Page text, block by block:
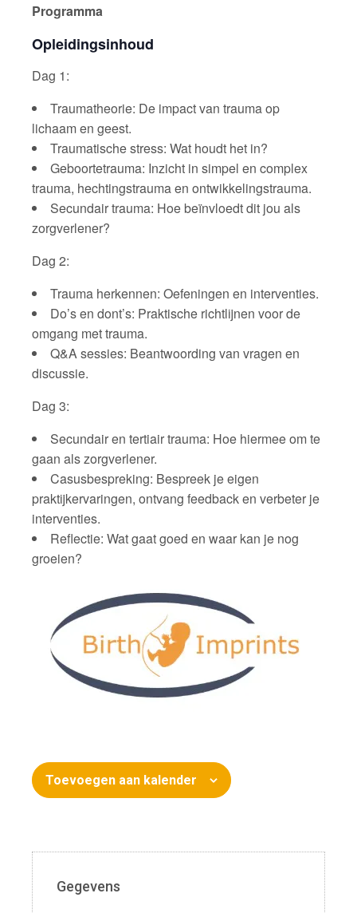
Programma
Opleidingsinhoud
Dag 1:
Traumatheorie: De impact van trauma op
lichaam en geest.
Traumatische stress: Wat houdt het in?
Geboortetrauma: Inzicht in simpel en complex
trauma, hechtingstrauma en ontwikkelingstrauma.
Secundair trauma: Hoe beïnvloedt dit jou als
zorgverlener?
Dag 2:
Trauma herkennen: Oefeningen en interventies.
Do’s en dont’s: Praktische richtlijnen voor de
omgang met trauma.
Q&A sessies: Beantwoording van vragen en
discussie.
Dag 3:
Secundair en tertiair trauma: Hoe hiermee om te
gaan als zorgverlener.
Casusbespreking: Bespreek je eigen
praktijkervaringen, ontvang feedback en verbeter je
interventies.
Reflectie: Wat gaat goed en waar kan je nog
groeien?
Toevoegen aan kalender
Gegevens